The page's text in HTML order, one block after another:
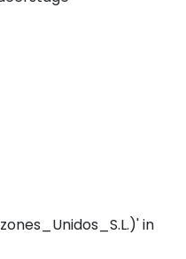
in